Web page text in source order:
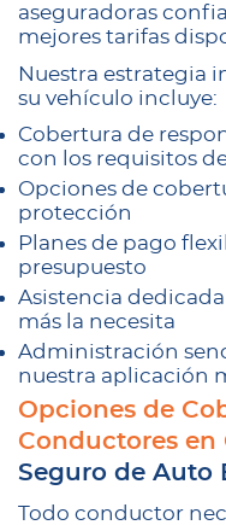
aseguradoras
mejores tarifas
Nuestra estrategia
su vehículo incluye:
Cobertura de
con los requisitos
Opciones de
protección
Planes de pago
presupuesto
Asistencia
más la necesita
Administración
nuestra aplicación
Opciones de
Conductores en
Seguro de Auto
Todo conductor